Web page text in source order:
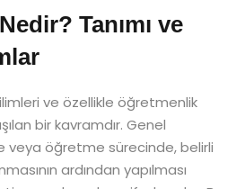
Tanımı ve
ve özellikle öğretmenlik
bir kavramdır. Genel
veya öğretme sürecinde, belirli
ardından yapılması